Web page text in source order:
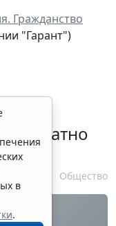
Гражданство
"Гарант")
Общество
в
.